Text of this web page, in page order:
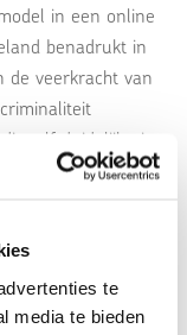
te
media te bieden
in een online
benadrukt in
de veerkracht van
zelf duidelijk uit.
de Swart in
gaan. In de
docent